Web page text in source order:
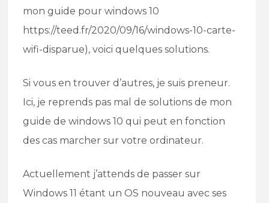
mon guide pour windows 10
https://teed.fr/2020/09/16/windows-10-carte-
wifi-disparue), voici quelques solutions.
Si vous en trouver d’autres, je suis preneur.
Ici, je reprends pas mal de solutions de mon
guide de windows 10 qui peut en fonction
des cas marcher sur votre ordinateur.
Actuellement j’attends de passer sur
Windows 11 étant un OS nouveau avec ses